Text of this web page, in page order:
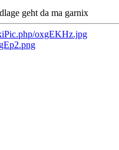
geht da ma garnix